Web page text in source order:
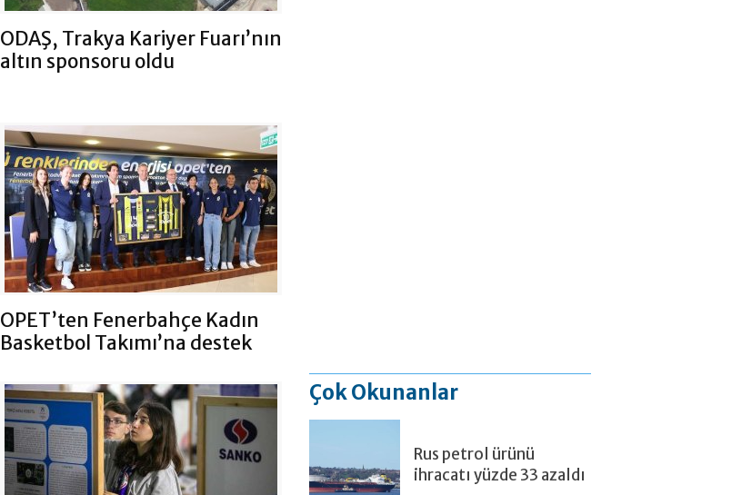
ODAŞ, Trakya Kariyer Fuarı’nın
altın sponsoru oldu
OPET’ten Fenerbahçe Kadın
Basketbol Takımı’na destek
Çok Okunanlar
Rus petrol ürünü
ihracatı yüzde 33 azaldı